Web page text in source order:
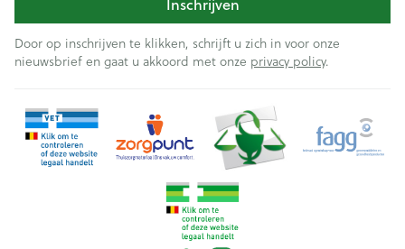
Door op inschrijven te klikken, schrijft u zich in voor onze
nieuwsbrief en gaat u akkoord met onze privacy policy.